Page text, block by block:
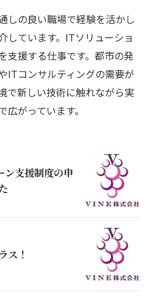
しの良い職場で経験を活かし
しています。ITソリューショ
支援する仕事です。都市の発
ITコンサルティングの需要が
で新しい技術に触れながら実
がっています。
ン支援制度の申
ス！